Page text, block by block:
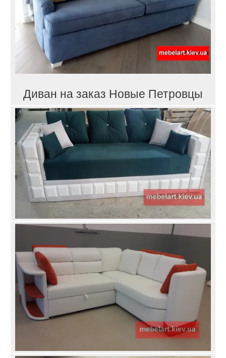
Диван на заказ Новые Петровцы